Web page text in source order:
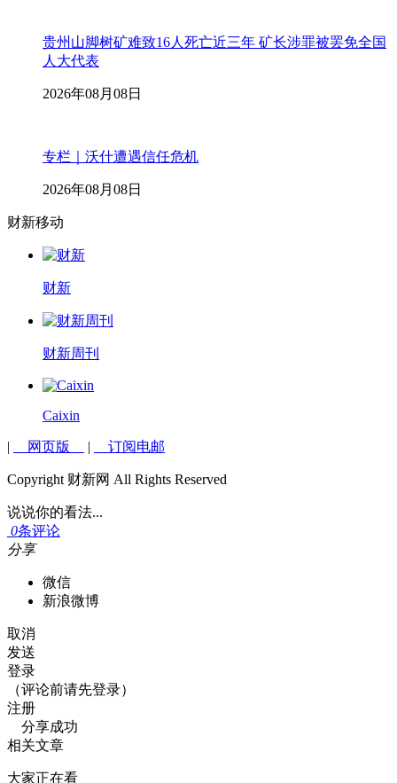
贵州山脚树矿难致16人死亡近三年 矿长涉罪被罢免全国
人大代表
2026年08月08日
专栏｜沃什遭遇信任危机
2026年08月08日
财新移动
财新
财新周刊
Caixin
| 网页版 | 订阅电邮
Copyright 财新网 All Rights Reserved
说说你的看法...
0条评论
分享
微信
新浪微博
取消
发送
登录
（评论前请先登录）
注册
分享成功
相关文章
大家正在看